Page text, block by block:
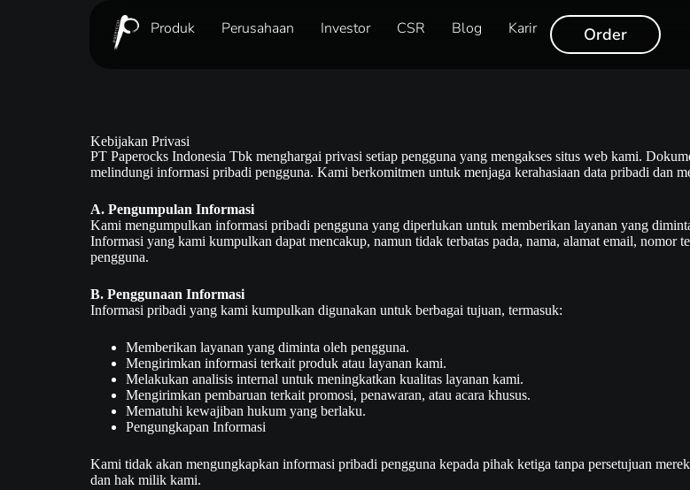
Produk Perusahaan Investor CSR Blog Karir Order
Kebijakan Privasi
PT Paperocks Indonesia Tbk menghargai privasi setiap pengguna yang mengakses situs web kami.
melindungi informasi pribadi pengguna. Kami berkomitmen untuk menjaga kerahasiaan data pribadi dan
A. Pengumpulan Informasi
Kami mengumpulkan informasi pribadi pengguna yang diperlukan untuk memberikan layanan yang
Informasi yang kami kumpulkan dapat mencakup, namun tidak terbatas pada, nama, alamat email, nomor
pengguna.
B. Penggunaan Informasi
Informasi pribadi yang kami kumpulkan digunakan untuk berbagai tujuan, termasuk:
Memberikan layanan yang diminta oleh pengguna.
Mengirimkan informasi terkait produk atau layanan kami.
Melakukan analisis internal untuk meningkatkan kualitas layanan kami.
Mengirimkan pembaruan terkait promosi, penawaran, atau acara khusus.
Mematuhi kewajiban hukum yang berlaku.
Pengungkapan Informasi
Kami tidak akan mengungkapkan informasi pribadi pengguna kepada pihak ketiga tanpa persetujuan
dan hak milik kami.